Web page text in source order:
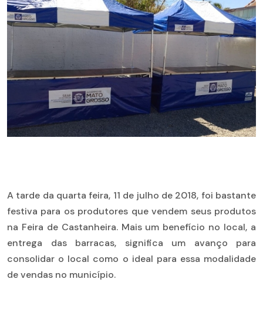
A tarde da quarta feira, 11 de julho de 2018, foi bastante
festiva para os produtores que vendem seus produtos
na Feira de Castanheira. Mais um benefício no local, a
entrega das barracas, significa um avanço para
consolidar o local como o ideal para essa modalidade
de vendas no município.